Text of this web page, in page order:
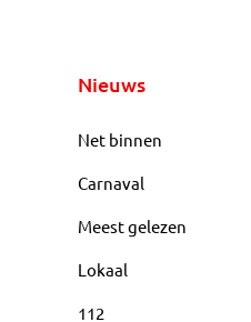
Nieuws
Net binnen
Carnaval
Meest gelezen
Lokaal
112